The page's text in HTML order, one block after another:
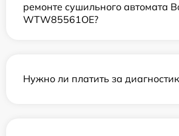
ремонте сушильного автомата
WTW85561OE?
Нужно ли платить за